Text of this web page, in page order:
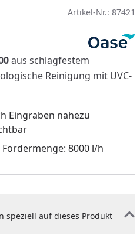
Artikel-Nr.: 87421
aus schlagfestem
Reinigung mit UVC-
Eingraben nahezu
Fördermenge: 8000 l/h
speziell auf dieses Produkt